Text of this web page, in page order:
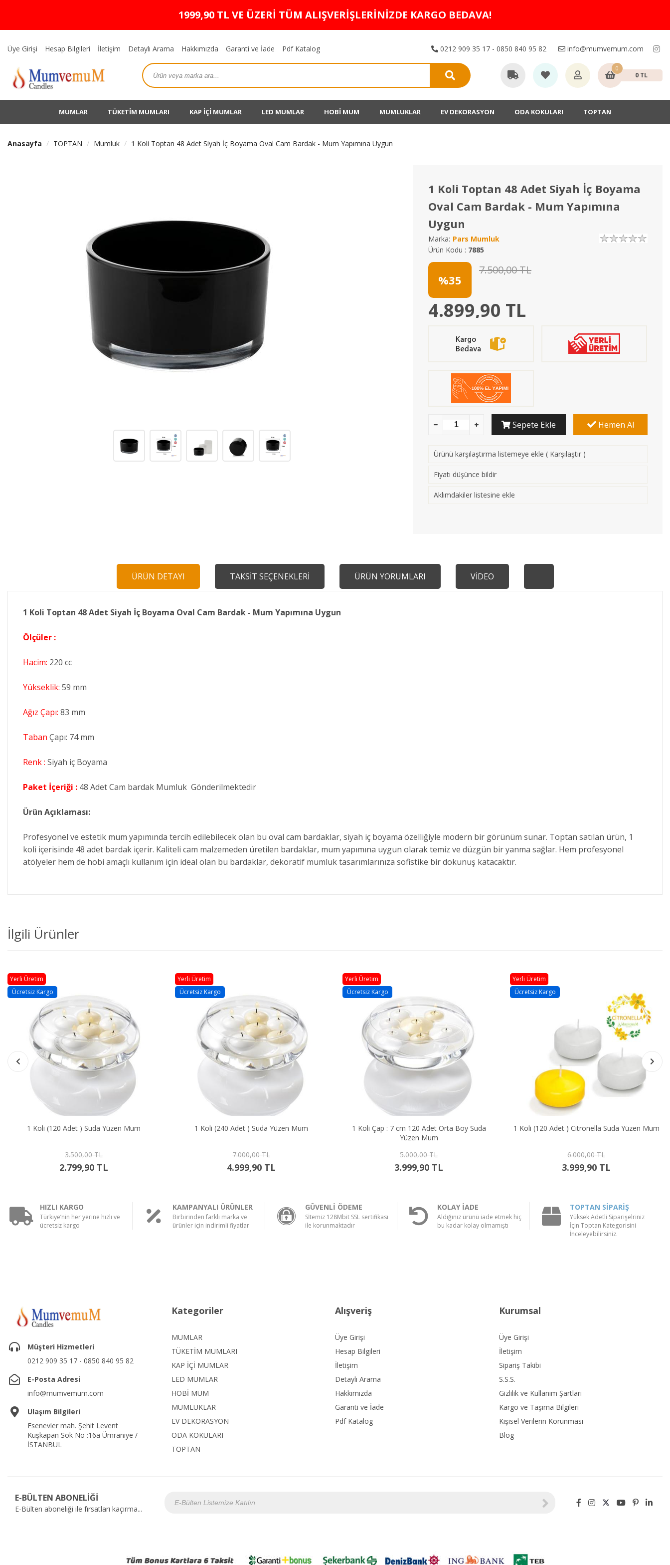
1999,90 TL VE ÜZERİ TÜM ALIŞVERİŞLERİNİZDE KARGO BEDAVA!
Üye Girişi Hesap Bilgileri İletişim Detaylı Arama Hakkımızda Garanti ve İade Pdf Katalog 0212 909 35 17 - 0850 840 95 82 info@mumvemum.com
0
0 TL
MUMLAR TÜKETİM MUMLARI KAP İÇİ MUMLAR LED MUMLAR HOBİ MUM MUMLUKLAR EV DEKORASYON ODA KOKULARI TOPTAN
Anasayfa TOPTAN Mumluk 1 Koli Toptan 48 Adet Siyah İç Boyama Oval Cam Bardak - Mum Yapımına Uygun
1 Koli Toptan 48 Adet Siyah İç Boyama
Oval Cam Bardak - Mum Yapımına
Uygun
Marka: Pars Mumluk
Ürün Kodu : 7885
%35
7.500,00 TL
4.899,90 TL
Sepete Ekle Hemen Al
Ürünü karşılaştırma listemeye ekle ( Karşılaştır )
Fiyatı düşünce bildir
Aklımdakiler listesine ekle
ÜRÜN DETAYI TAKSİT SEÇENEKLERİ ÜRÜN YORUMLARI VİDEO
1 Koli Toptan 48 Adet Siyah İç Boyama Oval Cam Bardak - Mum Yapımına Uygun
Ölçüler :
Hacim: 220 cc
Yükseklik: 59 mm
Ağız Çapı: 83 mm
Taban Çapı: 74 mm
Renk : Siyah iç Boyama
Paket İçeriği : 48 Adet Cam bardak Mumluk Gönderilmektedir
Ürün Açıklaması:
Profesyonel ve estetik mum yapımında tercih edilebilecek olan bu oval cam bardaklar, siyah iç boyama özelliğiyle modern bir görünüm sunar. Toptan satılan ürün, 1
koli içerisinde 48 adet bardak içerir. Kaliteli cam malzemeden üretilen bardaklar, mum yapımına uygun olarak temiz ve düzgün bir yanma sağlar. Hem profesyonel
atölyeler hem de hobi amaçlı kullanım için ideal olan bu bardaklar, dekoratif mumluk tasarımlarınıza sofistike bir dokunuş katacaktır.
İlgili Ürünler
Adet ) Suda Yüzen Mum 1 Koli (240 Adet ) Suda Yüzen Mum
1 Koli Çap : 7 cm 120 Adet Orta Boy Suda
1 Koli (120 Adet ) Citronella Suda Yüzen Mum 1 Koli ( 120
Ücretsiz Kargo
HIZLI KARGO
Türkiye’nin her yerine hızlı ve
ücretsiz kargo
KAMPANYALI ÜRÜNLER
Birbirinden farklı marka ve
ürünler için indirimli fiyatlar
GÜVENLİ ÖDEME
Sİtemiz 128Mbit SSL sertifikası
ile korunmaktadır
KOLAY İADE
Aldığınız ürünü iade etmek hiç
bu kadar kolay olmamıştı
TOPTAN SİPARİŞ
Yüksek Adetli Siparişelriniz
İçin Toptan Kategorisini
İnceleyebilirsiniz.
Müşteri Hizmetleri
0212 909 35 17 - 0850 840 95 82
E-Posta Adresi
info@mumvemum.com
Ulaşım Bilgileri
Esenevler mah. Şehit Levent
Kuşkapan Sok No :16a Ümraniye /
İSTANBUL
Kategoriler
MUMLAR
TÜKETİM MUMLARI
KAP İÇİ MUMLAR
LED MUMLAR
HOBİ MUM
MUMLUKLAR
EV DEKORASYON
ODA KOKULARI
TOPTAN
Alışveriş
Üye Girişi
Hesap Bilgileri
İletişim
Detaylı Arama
Hakkımızda
Garanti ve İade
Pdf Katalog
Kurumsal
Üye Girişi
İletişim
Sipariş Takibi
S.S.S.
Gizlilik ve Kullanım Şartları
Kargo ve Taşıma Bilgileri
Kişisel Verilerin Korunması
Blog
E-BÜLTEN ABONELİĞİ
E-Bülten aboneliği ile fırsatları kaçırma...